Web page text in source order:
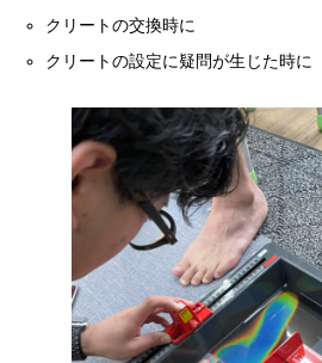
クリートの交換時に
クリートの設定に疑問が生じた時に